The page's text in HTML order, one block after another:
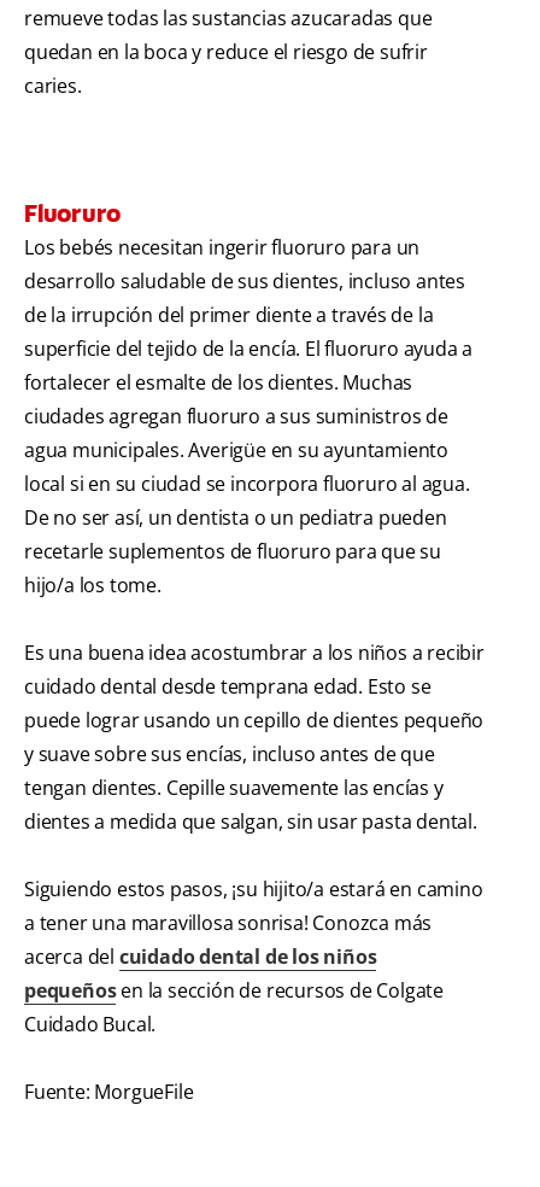
remueve todas las sustancias azucaradas que
quedan en la boca y reduce el riesgo de sufrir
caries.
Fluoruro
Los bebés necesitan ingerir fluoruro para un
desarrollo saludable de sus dientes, incluso antes
de la irrupción del primer diente a través de la
superficie del tejido de la encía. El fluoruro ayuda a
fortalecer el esmalte de los dientes. Muchas
ciudades agregan fluoruro a sus suministros de
agua municipales. Averigüe en su ayuntamiento
local si en su ciudad se incorpora fluoruro al agua.
De no ser así, un dentista o un pediatra pueden
recetarle suplementos de fluoruro para que su
hijo/a los tome.
Es una buena idea acostumbrar a los niños a recibir
cuidado dental desde temprana edad. Esto se
puede lograr usando un cepillo de dientes pequeño
y suave sobre sus encías, incluso antes de que
tengan dientes. Cepille suavemente las encías y
dientes a medida que salgan, sin usar pasta dental.
Siguiendo estos pasos, ¡su hijito/a estará en camino
a tener una maravillosa sonrisa! Conozca más
acerca del cuidado dental de los niños
pequeñosen la sección de recursos de Colgate
Cuidado Bucal.
Fuente: MorgueFile